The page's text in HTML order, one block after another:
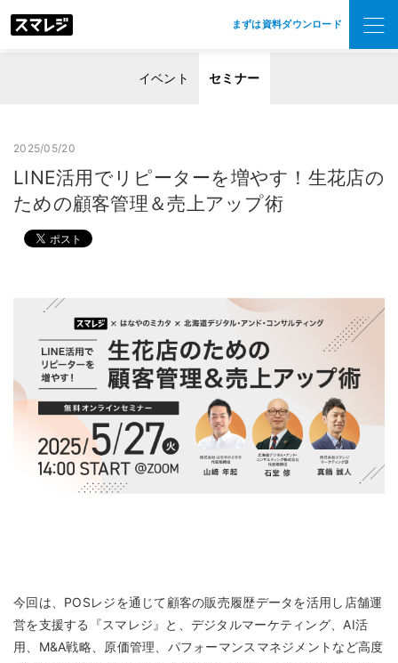
まずは資料ダウンロード
イベント セミナー
2025/05/20
LINE活用でリピーターを増やす！生花店の
ための顧客管理＆売上アップ術
今回は、POSレジを通じて顧客の販売履歴データを活用し店舗運
営を支援する『スマレジ』と、デジタルマーケティング、AI活
用、M&A戦略、原価管理、パフォーマンスマネジメントなど高度